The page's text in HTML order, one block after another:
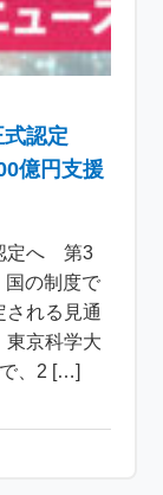
認定
億円支援
定へ 第3
国の制度で
される見通
東京科学大
、2 […]